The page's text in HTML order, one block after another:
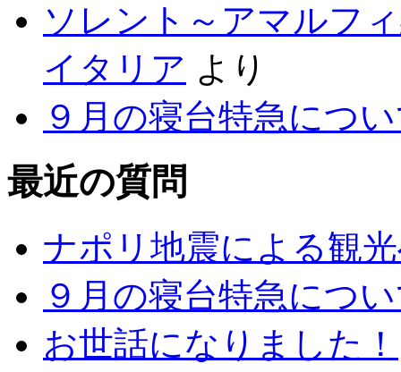
ソレント～アマルフ
イタリア より
９月の寝台特急につ
最近の質問
ナポリ地震による観
９月の寝台特急につ
お世話になりました！